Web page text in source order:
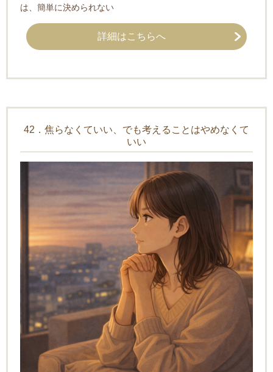
は、簡単に決められない
詳細はこちらへ
42．焦らなくていい、でも考えることはやめなくて
いい